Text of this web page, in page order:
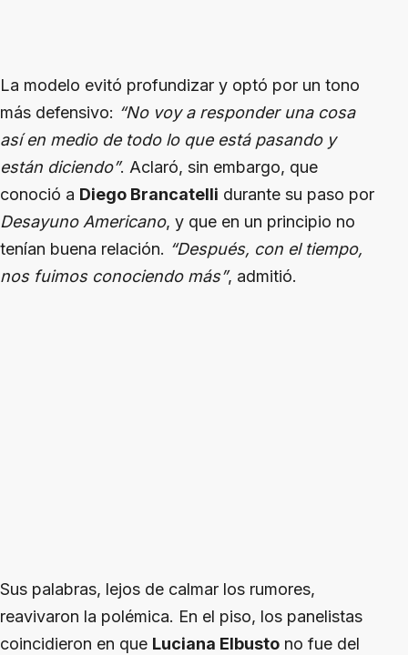
La modelo evitó profundizar y optó por un tono
más defensivo: “No voy a responder una cosa
así en medio de todo lo que está pasando y
están diciendo”. Aclaró, sin embargo, que
conoció a Diego Brancatelli durante su paso por
Desayuno Americano, y que en un principio no
tenían buena relación. “Después, con el tiempo,
nos fuimos conociendo más”, admitió.
Sus palabras, lejos de calmar los rumores,
reavivaron la polémica. En el piso, los panelistas
coincidieron en que Luciana Elbusto no fue del